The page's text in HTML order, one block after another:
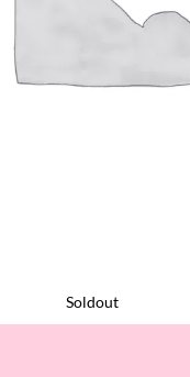
Soldout